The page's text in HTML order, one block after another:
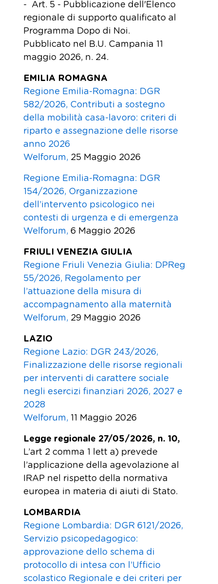
- Art. 5 - Pubblicazione dell'Elenco
regionale di supporto qualificato al
Programma Dopo di Noi.
Pubblicato nel B.U. Campania 11
maggio 2026, n. 24.
EMILIA ROMAGNA
Regione Emilia-Romagna: DGR
582/2026, Contributi a sostegno
della mobilità casa-lavoro: criteri di
riparto e assegnazione delle risorse
anno 2026
Welforum, 25 Maggio 2026
Regione Emilia-Romagna: DGR
154/2026, Organizzazione
dell’intervento psicologico nei
contesti di urgenza e di emergenza
Welforum, 6 Maggio 2026
FRIULI VENEZIA GIULIA
Regione Friuli Venezia Giulia: DPReg
55/2026, Regolamento per
l’attuazione della misura di
accompagnamento alla maternità
Welforum, 29 Maggio 2026
LAZIO
Regione Lazio: DGR 243/2026,
Finalizzazione delle risorse regionali
per interventi di carattere sociale
negli esercizi finanziari 2026, 2027 e
2028
Welforum, 11 Maggio 2026
Legge regionale 27/05/2026, n. 10,
L’art 2 comma 1 lett a) prevede
l’applicazione della agevolazione al
IRAP nel rispetto della normativa
europea in materia di aiuti di Stato.
LOMBARDIA
Regione Lombardia: DGR 6121/2026,
Servizio psicopedagogico:
approvazione dello schema di
protocollo di intesa con l’Ufficio
scolastico Regionale e dei criteri per